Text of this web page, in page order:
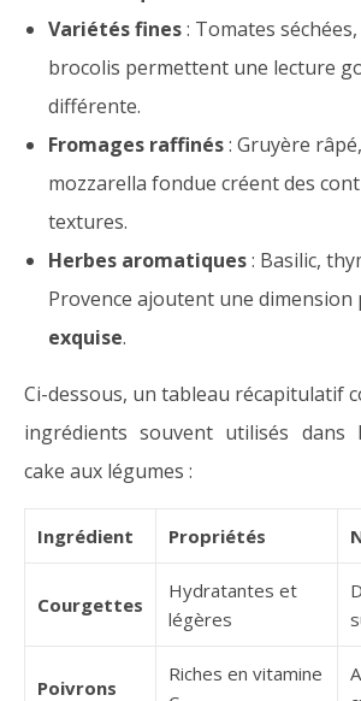
Variétés fines: Tomates
brocolis permettent une lecture
différente.
Fromages raffinés: Gruyère
mozzarella fondue créent des
textures.
Herbes aromatiques: Basilic,
Provence ajoutent une
exquise.
Ci-dessous, un tableau récapitulatif
ingrédients souvent utilisés dans
cake aux légumes :
Ingrédient Propriétés
Courgettes
Hydratantes et
légères
Poivrons
Riches en vitamine